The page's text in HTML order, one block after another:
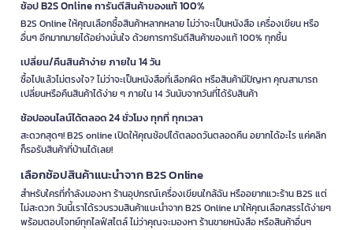
ช้อป B2S Online การันตีสินค้าของแท้ 100%
B2S Online ให้คุณเลือกซื้อสินค้าหลากหลาย ไม่ว่าจะเป็นหนังสือ เครื่องเขียน หรือ
อื่นๆ อีกมากมายได้อย่างมั่นใจ ด้วยการการันตีสินค้าของแท้ 100% ทุกชิ้น
เปลี่ยน/คืนสินค้าง่าย ภายใน 14 วัน
ซื้อไปแล้วไม่ตรงใจ? ไม่ว่าจะเป็นหนังสือที่เลือกผิด หรือสินค้ามีปัญหา คุณสามารถ
เปลี่ยนหรือคืนสินค้าได้ง่าย ๆ ภายใน 14 วันนับจากวันที่ได้รับสินค้า
ช้อปออนไลน์ได้ตลอด 24 ชั่วโมง ทุกที่ ทุกเวลา
สะดวกสุดๆ! B2S online เปิดให้คุณช้อปได้ตลอดวันตลอดคืน อยากได้อะไร แค่คลิก
ก็รอรับสินค้าที่บ้านได้เลย!
เลือกช้อปสินค้าแนะนำจาก B2S Online
สำหรับใครที่กำลังมองหา ร้านอุปกรณ์เครื่องเขียนใกล้ฉัน หรืออยากแวะร้าน B2S แต่
ไม่สะดวก วันนี้เราได้รวบรวมสินค้าแนะนำจาก B2S Online มาให้คุณเลือกสรรได้ง่ายๆ
พร้อมตอบโจทย์ทุกไลฟ์สไตล์ ไม่ว่าคุณจะมองหา ร้านขายหนังสือ หรือสินค้าอื่นๆ